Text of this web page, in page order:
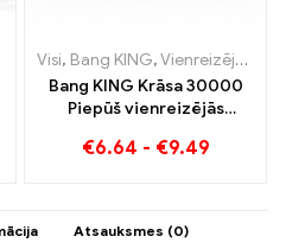
,
Visi, Bang KING,Vienreizējās lietošanas e-cigaretes Lietuva
Bang KING Krāsa 30000
Piepūš vienreizējās
Ideāla vēsa arbūzu
kombinācija
€6.64 - €9.49
Atsauksmes (0)